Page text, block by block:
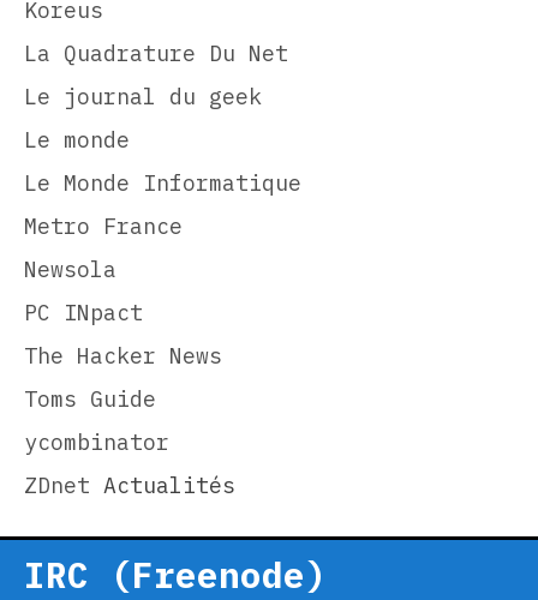
Koreus
La Quadrature Du Net
Le journal du geek
Le monde
Le Monde Informatique
Metro France
Newsola
PC INpact
The Hacker News
Toms Guide
ycombinator
ZDnet Actualités
IRC (Freenode)